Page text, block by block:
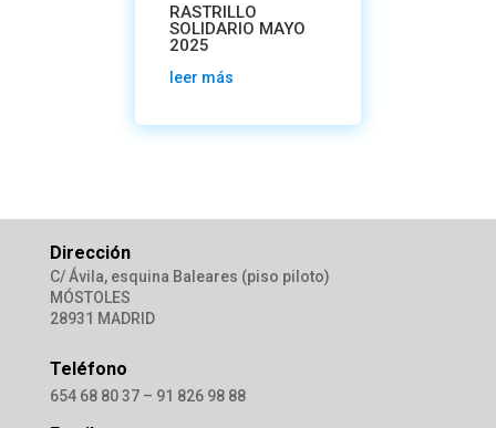
RASTRILLO
SOLIDARIO MAYO
2025
leer más
Dirección
C/ Ávila, esquina Baleares (piso piloto)
MÓSTOLES
28931 MADRID
Teléfono
654 68 80 37 – 91 826 98 88